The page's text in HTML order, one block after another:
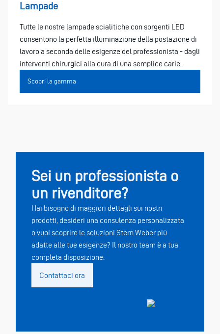
Lampade
Tutte le nostre lampade scialitiche con sorgenti LED
consentono la perfetta illuminazione della postazione di
lavoro a seconda delle esigenze del professionista - dagli
interventi chirurgici alla cura di una semplice carie.
Scopri la gamma
Sei un professionista o
un rivenditore?
Hai bisogno di maggiori dettagli sui nostri
prodotti, desideri una consulenza personalizzata
o vuoi scoprire le soluzioni Stern Weber più
adatte alle tue esigenze? Il nostro team è a tua
completa disposizione.
Contattaci ora